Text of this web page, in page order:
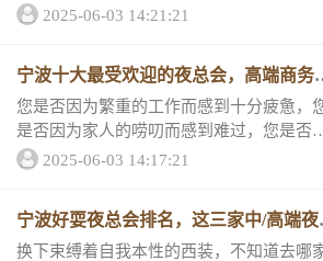
宜、服务周到、包厢环境好的夜总会。和小
2025-06-03 14:21:21
宁波十大最受欢迎的夜总会，高端商务
V排行榜
您是否因为繁重的工作而感到十分疲惫，
是否因为家人的唠叨而感到难过，您是否
得自己不被理解？夜晚需要放松，这样才能
宁波...
2025-06-03 14:17:21
宁波好耍夜总会排名，这三家中/高端夜
会绝对好玩
换下束缚着自我本性的西装，不知道去哪